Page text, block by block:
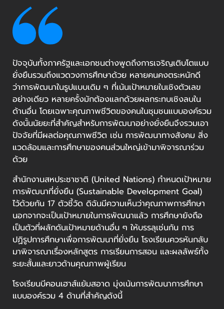
ปัจจุบันทั้งภาครัฐและเอกชนต่างพูดถึงการเจริญเติบโตแบบ
ยั่งยืนรวมถึงแวดวงการศึกษาด้วย หลายคนคงตระหนักดี
ว่าการพัฒนาในรูปแบบเดิม ๆ ที่เน้นเป้าหมายในเชิงตัวเลข
อย่างเดียว หลายครั้งมักต้องแลกด้วยผลกระทบเชิงลบใน
ด้านอื่น โดยเฉพาะคุณภาพชีวิตของคนในชุมชนแบบองค์รวม
ดังนั้นนัยยะที่สำคัญสำหรับการพัฒนาอย่างยั่งยืนจึงรวมเอา
ปัจจัยที่มีผลต่อคุณภาพชีวิต เช่น การพัฒนาทางสังคม สิ่ง
แวดล้อมและการศึกษาของคนส่วนใหญ่เข้ามาพิจารณาร่วม
ด้วย
สำนักงานสหประชาชาติ (United Nations) กำหนดเป้าหมาย
การพัฒนาที่ยั่งยืน (Sustainable Development Goal)
ไว้ด้วยกัน 17 ตัวชี้วัด ดิฉันมีความเห็นว่าคุณภาพการศึกษา
นอกจากจะเป็นเป้าหมายในการพัฒนาแล้ว การศึกษายังถือ
เป็นตัวที่ผลักดันเป้าหมายด้านอื่น ๆ ให้บรรลุเช่นกัน การ
ปฏิรูปการศึกษาเพื่อการพัฒนาที่ยั่งยืน โรงเรียนควรหันกลับ
มาพิจารณาเรื่องหลักสูตร การเรียนการสอน และผลลัพธ์ทั้ง
ระยะสั้นและยาวด้านคุณภาพผู้เรียน
โรงเรียนบีคอนเฮาส์แย้มสอาด มุ่งเน้นการพัฒนาการศึกษา
แบบองค์รวม 4 ด้านที่สำคัญดังนี้